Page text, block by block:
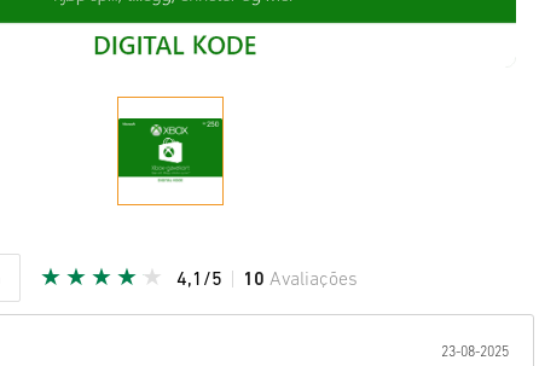
4,1/5 10 Avaliações
23-08-2025